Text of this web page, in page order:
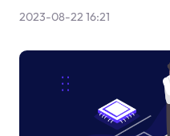
2023-08-22 16:21